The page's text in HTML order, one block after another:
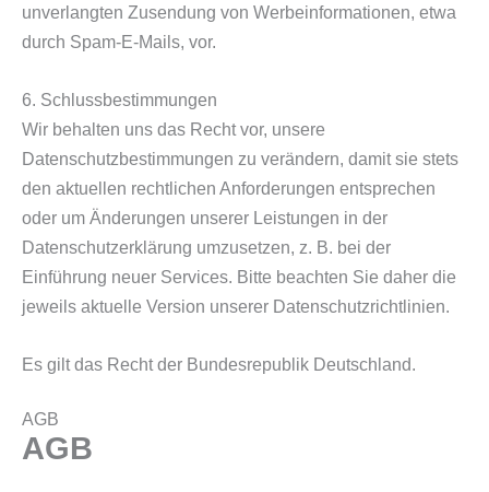
unverlangten Zusendung von Werbeinformationen, etwa
durch Spam-E-Mails, vor.
6. Schlussbestimmungen
Wir behalten uns das Recht vor, unsere
Datenschutzbestimmungen zu verändern, damit sie stets
den aktuellen rechtlichen Anforderungen entsprechen
oder um Änderungen unserer Leistungen in der
Datenschutzerklärung umzusetzen, z. B. bei der
Einführung neuer Services. Bitte beachten Sie daher die
jeweils aktuelle Version unserer Datenschutzrichtlinien.
Es gilt das Recht der Bundesrepublik Deutschland.
AGB
AGB